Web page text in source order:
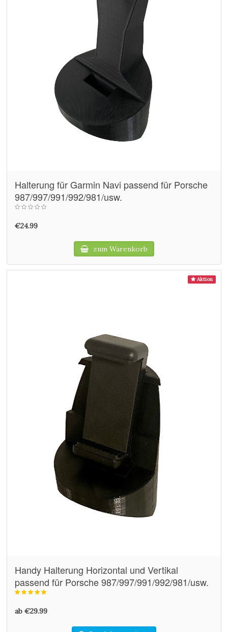
Halterung für Garmin Navi passend für Porsche
987/997/991/992/981/usw.
€24.99
zum Warenkorb
Aktion
Handy Halterung Horizontal und Vertikal
passend für Porsche 987/997/991/992/981/usw.
ab €29.99